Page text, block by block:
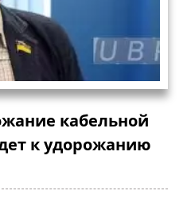
кабельной
к удорожанию